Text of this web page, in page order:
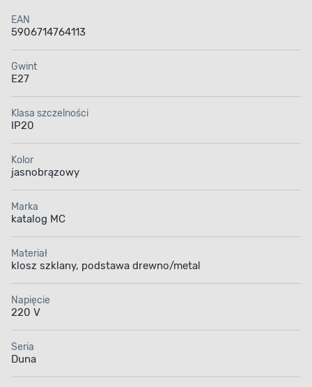
EAN
5906714764113
Gwint
E27
Klasa szczelności
IP20
Kolor
jasnobrązowy
Marka
katalog MC
Materiał
klosz szklany, podstawa drewno/metal
Napięcie
220 V
Seria
Duna